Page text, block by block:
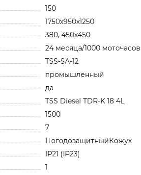
150
1750x950x1250
380, 450x450
24 месяца/1000 моточасов
TSS-SA-12
промышленный
да
TSS Diesel TDR-K 18 4L
1500
7
ПогодозащитныйКожух
IP21 (IP23)
1